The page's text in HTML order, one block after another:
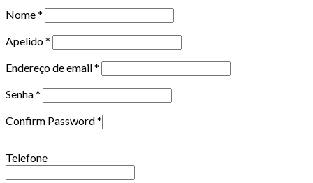
Nome*
Apelido*
Endereço de email*
Senha*
Confirm Password*
Telefone